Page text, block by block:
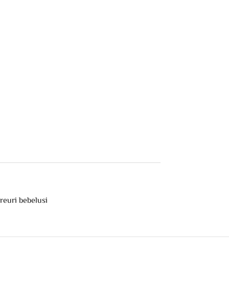
bebelusi